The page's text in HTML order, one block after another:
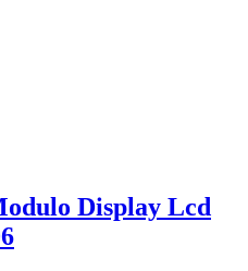
Display Lcd